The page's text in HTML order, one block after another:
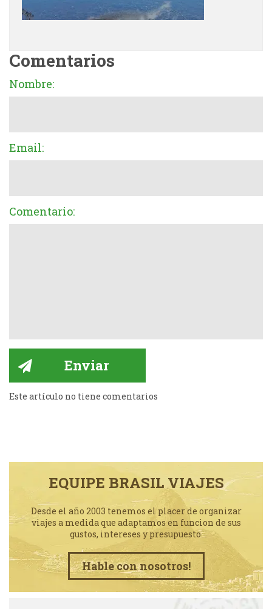
Comentarios
Nombre:
Email:
Comentario:
Este artículo no tiene comentarios
EQUIPE BRASIL VIAJES
Desde el año 2003 tenemos el placer de organizar
viajes a medida que adaptamos en funcion de sus
gustos, intereses y presupuesto.
Hable con nosotros!